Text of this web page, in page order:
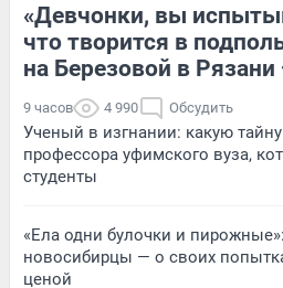
«Девчонки, вы
что творится в
на Березовой в Рязани
9 часов 4 990 Обсудить
Ученый в изгнании: какую
профессора уфимского вуза,
студенты
«Ела одни булочки и
новосибирцы — о своих
ценой